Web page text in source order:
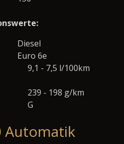
Diesel
Euro 6e
9,1 - 7,5 l/100km
239 - 198 g/km
G
Automatik